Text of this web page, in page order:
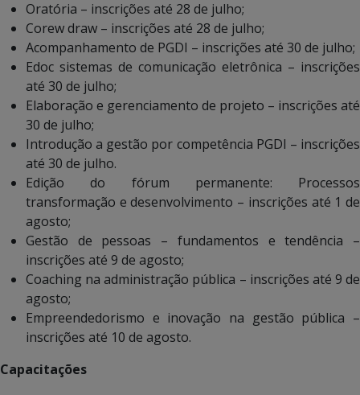
Oratória – inscrições até 28 de julho;
Corew draw – inscrições até 28 de julho;
Acompanhamento de PGDI – inscrições até 30 de julho;
Edoc sistemas de comunicação eletrônica – inscrições
até 30 de julho;
Elaboração e gerenciamento de projeto – inscrições até
30 de julho;
Introdução a gestão por competência PGDI – inscrições
até 30 de julho.
Edição do fórum permanente: Processos
transformação e desenvolvimento – inscrições até 1 de
agosto;
Gestão de pessoas – fundamentos e tendência –
inscrições até 9 de agosto;
Coaching na administração pública – inscrições até 9 de
agosto;
Empreendedorismo e inovação na gestão pública –
inscrições até 10 de agosto.
Capacitações